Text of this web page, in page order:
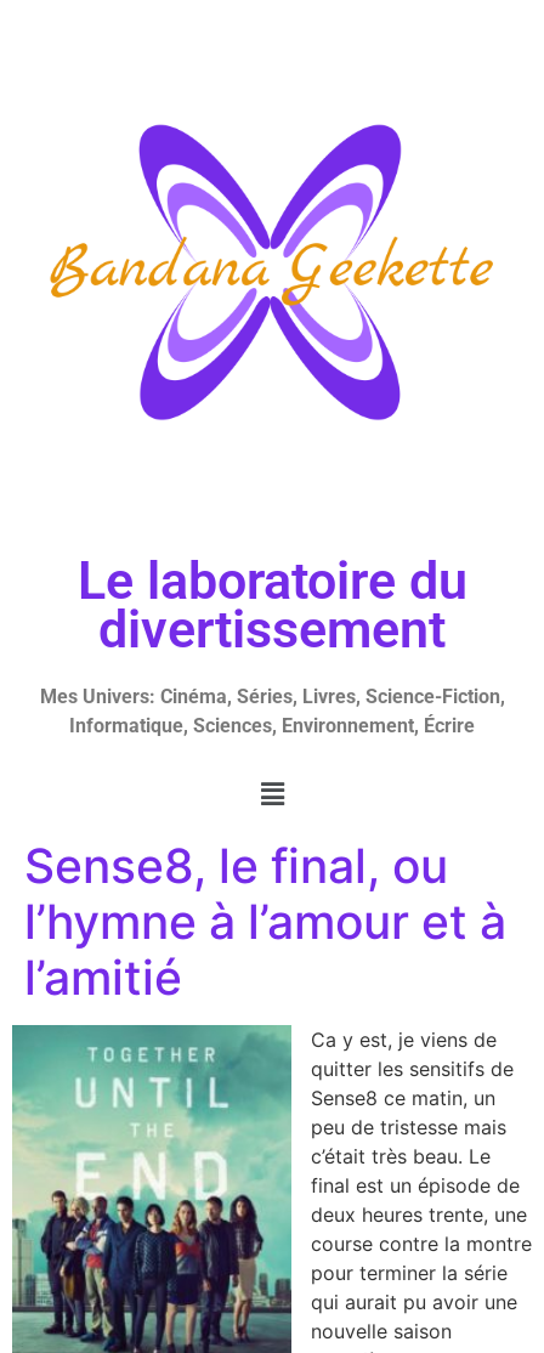
Le laboratoire du
divertissement
Mes Univers: Cinéma, Séries, Livres, Science-Fiction,
Informatique, Sciences, Environnement, Écrire
Sense8, le final, ou
l’hymne à l’amour et à
l’amitié
Ca y est, je viens de
quitter les sensitifs de
Sense8 ce matin, un
peu de tristesse mais
c’était très beau. Le
final est un épisode de
deux heures trente, une
course contre la montre
pour terminer la série
qui aurait pu avoir une
nouvelle saison